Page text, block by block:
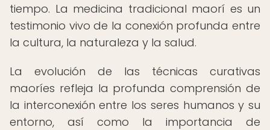
tiempo. La medicina tradicional maorí es un
testimonio vivo de la conexión profunda entre
la cultura, la naturaleza y la salud.
La evolución de las técnicas curativas
maoríes refleja la profunda comprensión de
la interconexión entre los seres humanos y su
entorno, así como la importancia de